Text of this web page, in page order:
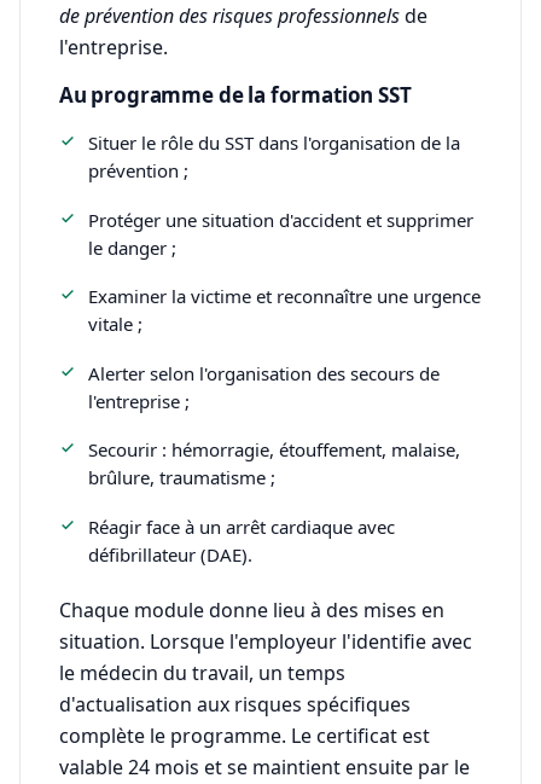
de prévention des risques professionnelsde
l'entreprise.
Au programme de la formation SST
Situer le rôle du SST dans l'organisation de la
prévention ;
Protéger une situation d'accident et supprimer
le danger ;
Examiner la victime et reconnaître une urgence
vitale ;
Alerter selon l'organisation des secours de
l'entreprise ;
Secourir : hémorragie, étouffement, malaise,
brûlure, traumatisme ;
Réagir face à un arrêt cardiaque avec
défibrillateur (DAE).
Chaque module donne lieu à des mises en
situation. Lorsque l'employeur l'identifie avec
le médecin du travail, un temps
d'actualisation aux risques spécifiques
complète le programme. Le certificat est
valable 24 mois et se maintient ensuite par le